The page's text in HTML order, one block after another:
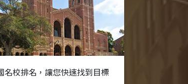
名校排名，讓您快速找到目標